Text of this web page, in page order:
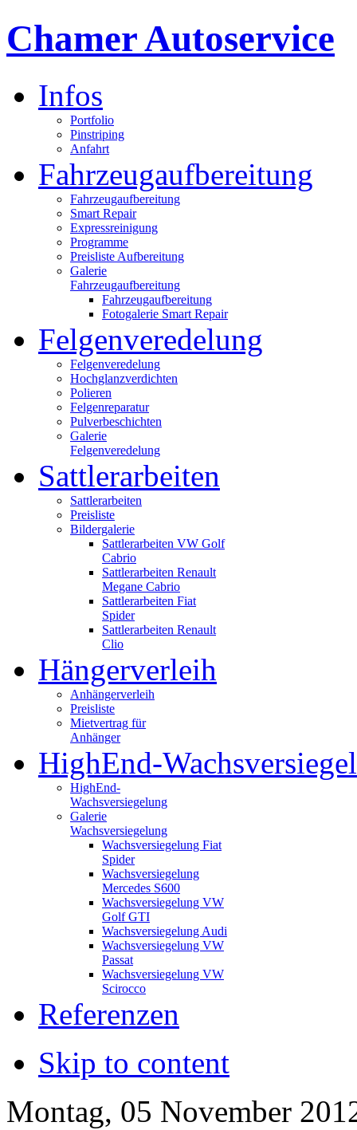
Chamer Autoservice
Infos
Portfolio
Pinstriping
Anfahrt
Fahrzeugaufbereitung
Fahrzeugaufbereitung
Smart Repair
Expressreinigung
Programme
Preisliste Aufbereitung
Galerie
Fahrzeugaufbereitung
Fahrzeugaufbereitung
Fotogalerie Smart Repair
Felgenveredelung
Felgenveredelung
Hochglanzverdichten
Polieren
Felgenreparatur
Pulverbeschichten
Galerie
Felgenveredelung
Sattlerarbeiten
Sattlerarbeiten
Preisliste
Bildergalerie
Sattlerarbeiten VW Golf
Cabrio
Sattlerarbeiten Renault
Megane Cabrio
Sattlerarbeiten Fiat
Spider
Sattlerarbeiten Renault
Clio
Hängerverleih
Anhängerverleih
Preisliste
Mietvertrag für
Anhänger
HighEnd-
HighEnd-
Wachsversiegelung
Galerie
Wachsversiegelung
Wachsversiegelung Fiat
Spider
Wachsversiegelung
Mercedes S600
Wachsversiegelung VW
Golf GTI
Wachsversiegelung Audi
Wachsversiegelung VW
Passat
Wachsversiegelung VW
Scirocco
Referenzen
Skip to content
Montag, 05 November